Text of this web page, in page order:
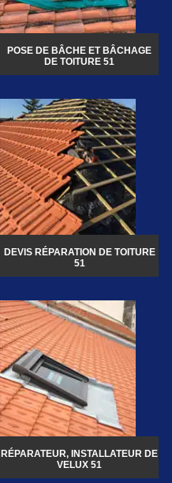
POSE DE BÂCHE ET BÂCHAGE
DE TOITURE 51
DEVIS RÉPARATION DE TOITURE
51
RÉPARATEUR, INSTALLATEUR DE
VELUX 51